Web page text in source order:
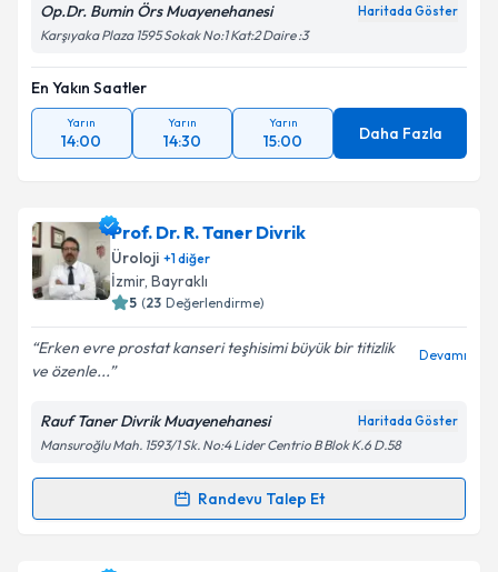
Op.Dr. Bumin Örs Muayenehanesi Haritada Göster
Karşıyaka Plaza 1595 Sokak No:1 Kat:2 Daire :3
En Yakın Saatler
Yarın
14:00
Yarın
14:30
Yarın
15:00 Daha Fazla
Prof. Dr. R. Taner Divrik
Üroloji +1diğer
İzmir, Bayraklı
5 (23 Değerlendirme)
Erken evre prostat kanseri teşhisimi büyük bir titizlik
ve özenle...
Devamı
Rauf Taner Divrik Muayenehanesi Haritada Göster
Mansuroğlu Mah. 1593/1 Sk. No:4 Lider Centrio B Blok K.6 D.58
Randevu Talep Et
Randevu Takvimi Talebi